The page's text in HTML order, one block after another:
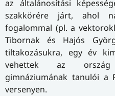
az általánosítási
szakkörére járt, ahol
fogalommal (pl. a
Tibornak és Hajós
tiltakozásukra, egy év
vehettek az ország
gimnáziumának tanulói a
versenyen.